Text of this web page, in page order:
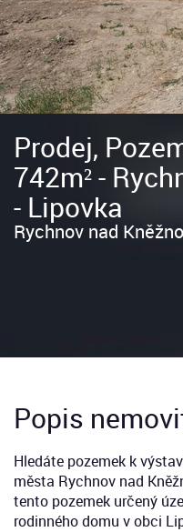
Prodej,
742m² -
- Lipovka
Rychnov nad
Popis
Hledáte pozemek k
města Rychnov nad
tento pozemek určený
rodinného domu v obci